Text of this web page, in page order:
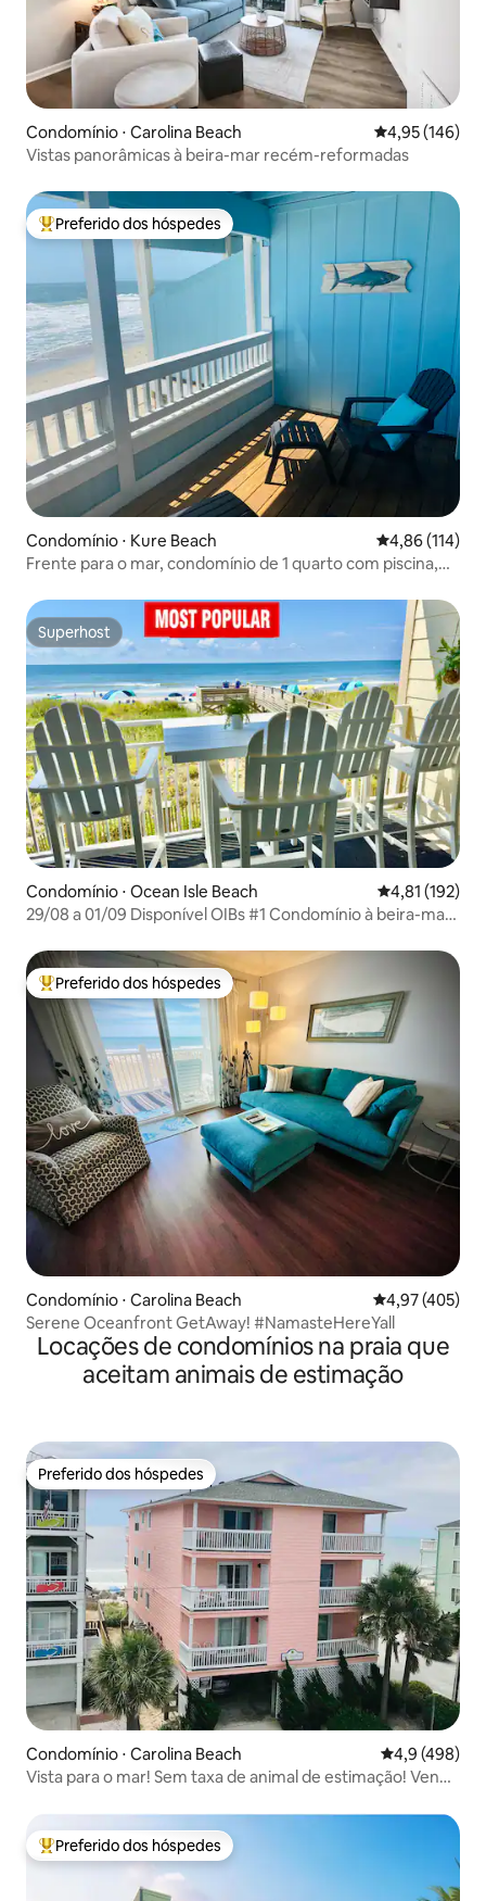
Condomínio ⋅ Carolina Beach 4,95 de uma
4,95 (146)
Vistas panorâmicas à beira-mar recém-reformadas
Entre os melhores preferidos dos hóspedes
Preferido dos hóspedes
Condomínio ⋅ Kure Beach 4,86 de uma
4,86 (114)
Frente para o mar, condomínio de 1 quarto com piscina,
Superhost
Superhost
Condomínio ⋅ Ocean Isle Beach 4,81 de uma
4,81 (192)
29/08 a 01/09 Disponível OIBs #1 Condomínio à beira-mar-
Entre os melhores preferidos dos hóspedes
Preferido dos hóspedes
Condomínio ⋅ Carolina Beach 4,97 de uma
4,97 (405)
Serene Oceanfront GetAway! #NamasteHereYall
Locações de condomínios na praia que
aceitam animais de estimação
Preferido dos hóspedes
Preferido dos hóspedes
Condomínio ⋅ Carolina Beach 4,9 de uma
4,9 (498)
Vista para o mar! Sem taxa de animal de estimação! Venha
Entre os melhores preferidos dos hóspedes
Preferido dos hóspedes